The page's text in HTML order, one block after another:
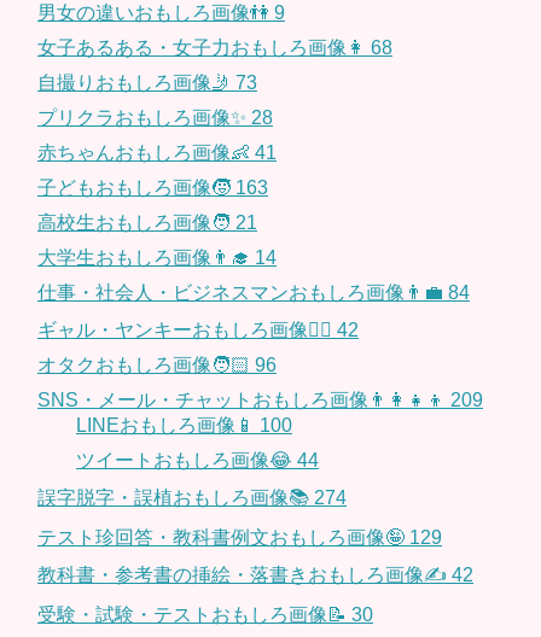
男女の違いおもしろ画像👫 9
女子あるある・女子力おもしろ画像👩 68
自撮りおもしろ画像🤳 73
プリクラおもしろ画像✨ 28
赤ちゃんおもしろ画像👶 41
子どもおもしろ画像🧒 163
高校生おもしろ画像🧑 21
大学生おもしろ画像👨‍🎓 14
仕事・社会人・ビジネスマンおもしろ画像👨‍💼 84
ギャル・ヤンキーおもしろ画像👱‍♀️ 42
オタクおもしろ画像🧑🏻 96
SNS・メール・チャットおもしろ画像👨‍👩‍👧‍👦 209
LINEおもしろ画像📱 100
ツイートおもしろ画像😂 44
誤字脱字・誤植おもしろ画像📚 274
テスト珍回答・教科書例文おもしろ画像🤪 129
教科書・参考書の挿絵・落書きおもしろ画像✍️ 42
受験・試験・テストおもしろ画像📝 30